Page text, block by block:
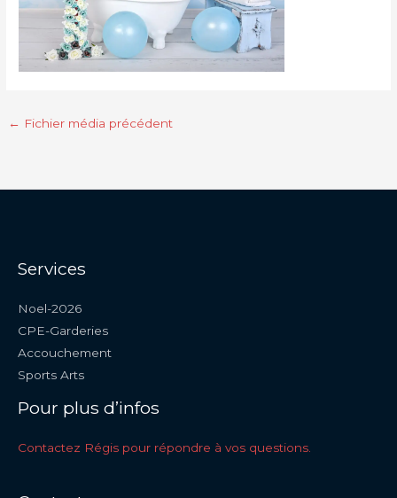
← Fichier média précédent
Services
Noel-2026
CPE-Garderies
Accouchement
Sports Arts
Pour plus d’infos
Contactez Régis pour répondre à vos questions.